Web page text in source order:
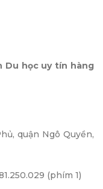
Du học uy tín hàng
quận Ngô Quyền,
(phím 1)